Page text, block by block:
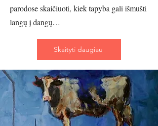
parodose skaičiuoti, kiek tapyba gali išmušti
langų į dangų…
Skaityti daugiau